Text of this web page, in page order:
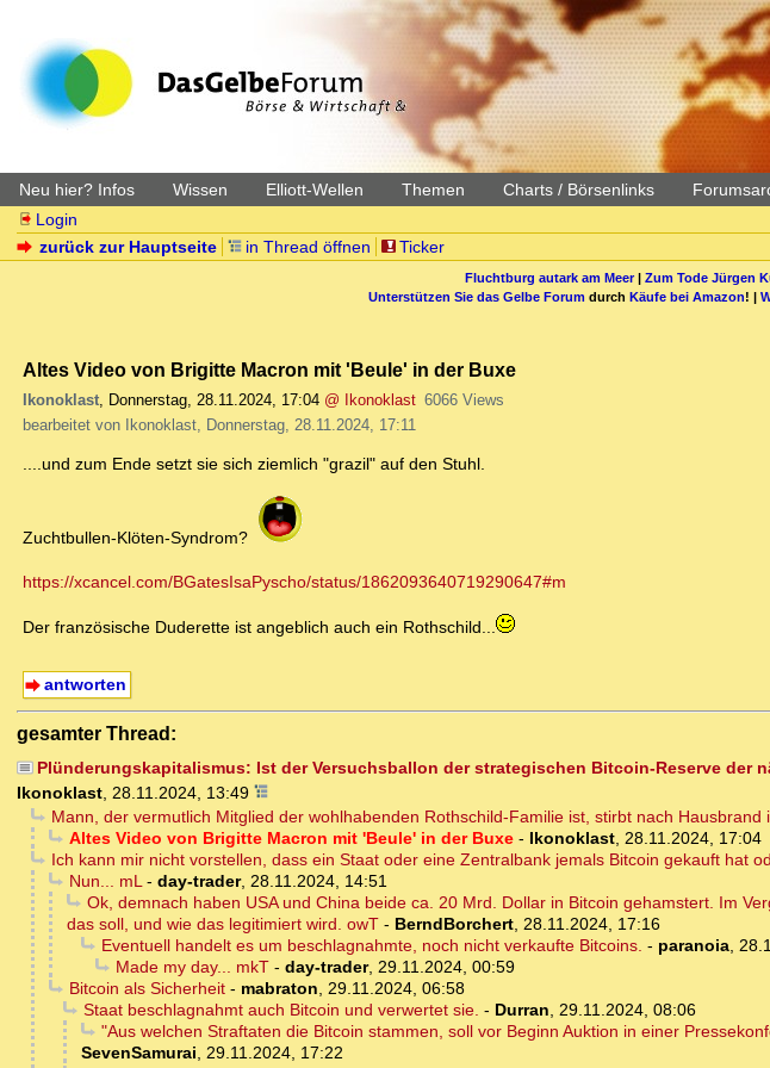
Neu hier? Infos Wissen Elliott-Wellen Themen Charts / Börsenlinks
Login
zurück zur Hauptseite
in Thread öffnen Ticker
Fluchtburg autark am Meer| Zum Tode Jürgen
Unterstützen Sie das Gelbe Forum durch Käufe bei Amazon! |
Altes Video von Brigitte Macron mit 'Beule' in der Buxe
Ikonoklast, Donnerstag, 28.11.2024, 17:04 @ Ikonoklast 6066 Views
bearbeitet von Ikonoklast, Donnerstag, 28.11.2024, 17:11
....und zum Ende setzt sie sich ziemlich "grazil" auf den Stuhl.
Zuchtbullen-Klöten-Syndrom?
https://xcancel.com/BGatesIsaPyscho/status/1862093640719290647#m
Der französische Duderette ist angeblich auch ein Rothschild...
antworten
gesamter Thread:
Plünderungskapitalismus: Ist der Versuchsballon der strategischen Bitcoin-Reserve der
Ikonoklast, 28.11.2024, 13:49
Mann, der vermutlich Mitglied der wohlhabenden Rothschild-Familie ist, stirbt nach Hausbrand
Altes Video von Brigitte Macron mit 'Beule' in der Buxe- Ikonoklast, 28.11.2024, 17:04
Ich kann mir nicht vorstellen, dass ein Staat oder eine Zentralbank jemals Bitcoin gekauft hat
Nun... mL- day-trader, 28.11.2024, 14:51
Ok, demnach haben USA und China beide ca. 20 Mrd. Dollar in Bitcoin gehamstert. Im
das soll, und wie das legitimiert wird. owT - BerndBorchert, 28.11.2024, 17:16
Eventuell handelt es um beschlagnahmte, noch nicht verkaufte Bitcoins. - paranoia,
Made my day... mkT- day-trader, 29.11.2024, 00:59
Bitcoin als Sicherheit- mabraton, 29.11.2024, 06:58
Staat beschlagnahmt auch Bitcoin und verwertet sie. - Durran, 29.11.2024, 08:06
"Aus welchen Straftaten die Bitcoin stammen, soll vor Beginn Auktion in einer
SevenSamurai, 29.11.2024, 17:22